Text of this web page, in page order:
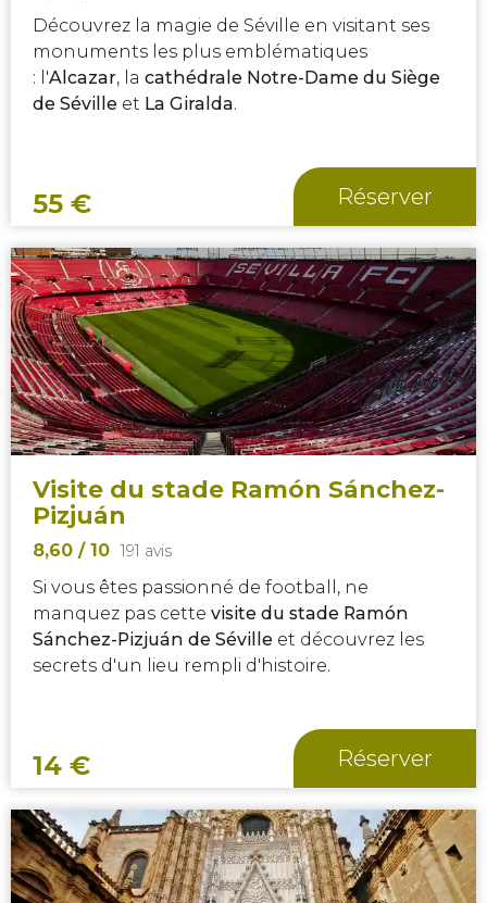
Découvrez la magie de Séville en visitant ses
monuments les plus emblématiques
: l'Alcazar, la cathédrale Notre-Dame du Siège
de Séville et La Giralda.
55 € Réserver
Visite du stade Ramón Sánchez-
Pizjuán
8,60 / 10 191 avis
Si vous êtes passionné de football, ne
manquez pas cette visite du stade Ramón
Sánchez-Pizjuán de Séville et découvrez les
secrets d'un lieu rempli d'histoire.
14 € Réserver